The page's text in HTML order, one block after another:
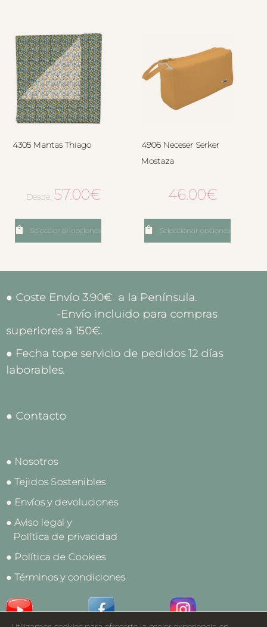
4305 Mantas Thiago
Desde:57.00€
Seleccionar opciones
4906 Neceser Serker
Mostaza
46.00€
Seleccionar opciones
● Coste Envío 3.90€ a la Península.
-Envío incluido para compras
superiores a 150€.
● Fecha tope servicio de pedidos 12 días
laborables.
● Contacto
● Nosotros
● Tejidos Sostenibles
● Envíos y devoluciones
● Aviso legal y
Política de privacidad
● Política de Cookies
● Términos y condiciones